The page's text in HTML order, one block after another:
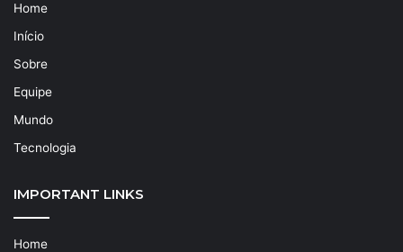
Home
Início
Sobre
Equipe
Mundo
Tecnologia
IMPORTANT LINKS
Home